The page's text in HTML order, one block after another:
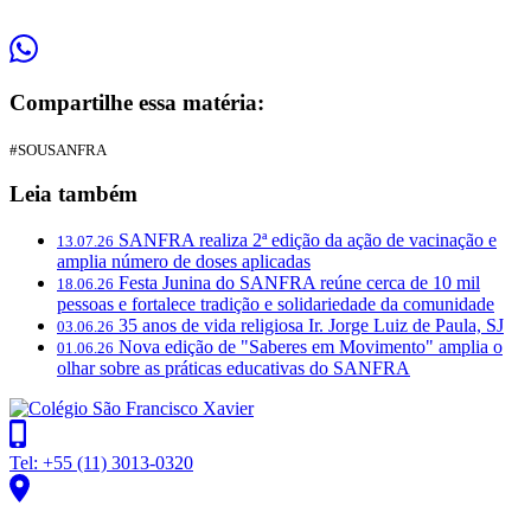
Compartilhe essa matéria:
#SOUSANFRA
Leia também
13.07.26 SANFRA realiza 2ª edição da ação de vacinação e
amplia número de doses aplicadas
18.06.26 Festa Junina do SANFRA reúne cerca de 10 mil
pessoas e fortalece tradição e solidariedade da comunidade
03.06.26 35 anos de vida religiosa Ir. Jorge Luiz de Paula, SJ
01.06.26 Nova edição de "Saberes em Movimento" amplia o
olhar sobre as práticas educativas do SANFRA
Tel: +55 (11) 3013-0320